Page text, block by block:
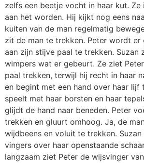
zelfs een beetje vocht in haar kut.
aan het worden. Hij kijkt nog eens
kuiten van de man regelmatig
zit de man te trekken. Peter wordt er
aan zijn stijve paal te trekken. Suzan
wimpers wat er gebeurt. Ze ziet
paal trekken, terwijl hij recht in haar
en begint met een hand over haar lijf
speelt met haar borsten en haar
glijdt de hand naar beneden. Peter
trekken en gluurt omhoog. Ja, de
wijdbeens en voluit te trekken.
vingers over haar openstaande
langzaam ziet Peter de wijsvinger